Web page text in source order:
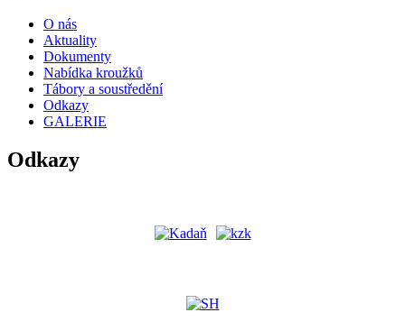
O nás
Aktuality
Dokumenty
Nabídka kroužků
Tábory a soustředění
Odkazy
GALERIE
Odkazy